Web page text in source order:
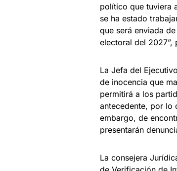
político que tuviera
se ha estado
que será enviada
electoral del 2027”,
La Jefa del
de inocencia que
permitirá a los
antecedente, por lo
embargo, de
presentarán
La consejera